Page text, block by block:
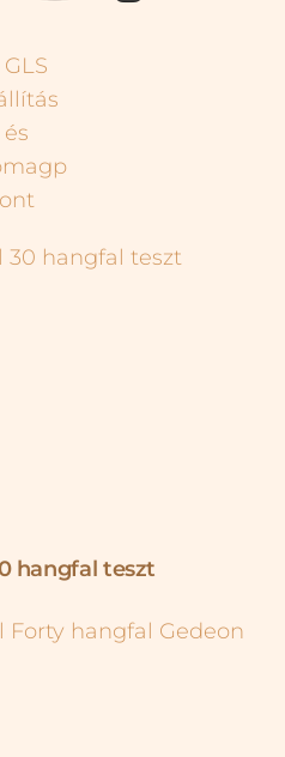
hangfal teszt